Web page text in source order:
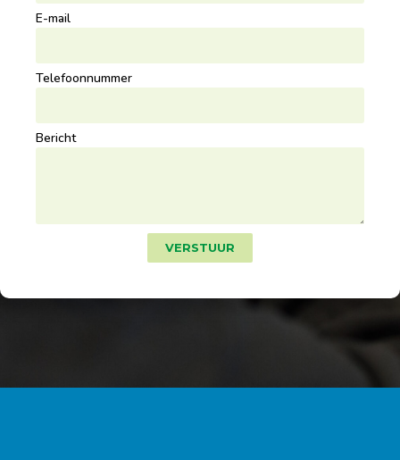
E-mail
Telefoonnummer
Bericht
VERSTUUR